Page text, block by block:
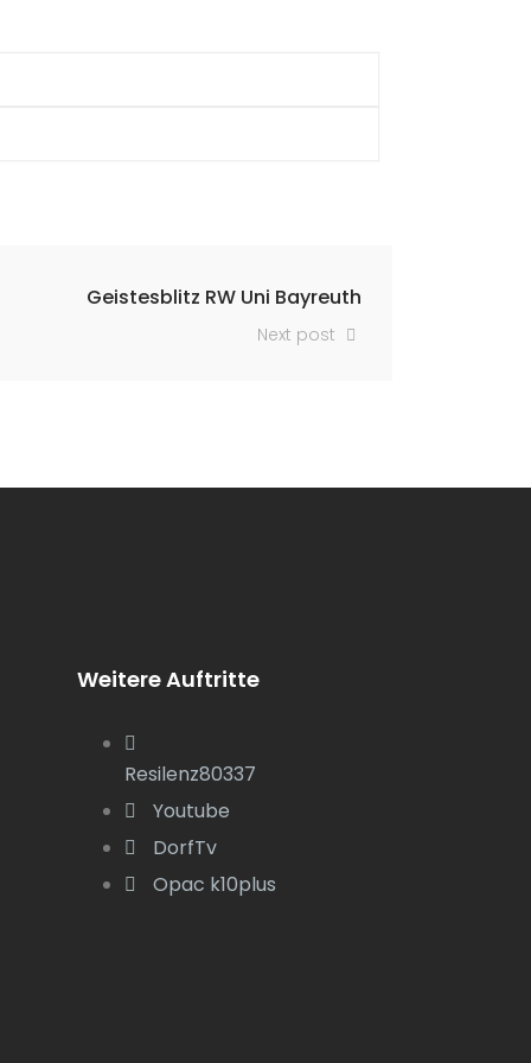
Geistesblitz RW Uni Bayreuth
Next post
Weitere Auftritte
Resilenz80337
Youtube
DorfTv
Opac k10plus